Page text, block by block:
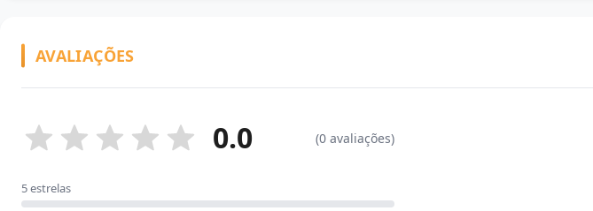
AVALIAÇÕES
0.0 (0 avaliações)
5 estrelas